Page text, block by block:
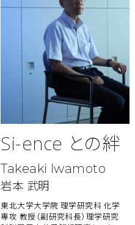
Si-ence との絆
Takeaki Iwamoto
岩本 武明
東北大学大学院 理学研究科 化学
専攻 教授（副研究科長） 理学研究